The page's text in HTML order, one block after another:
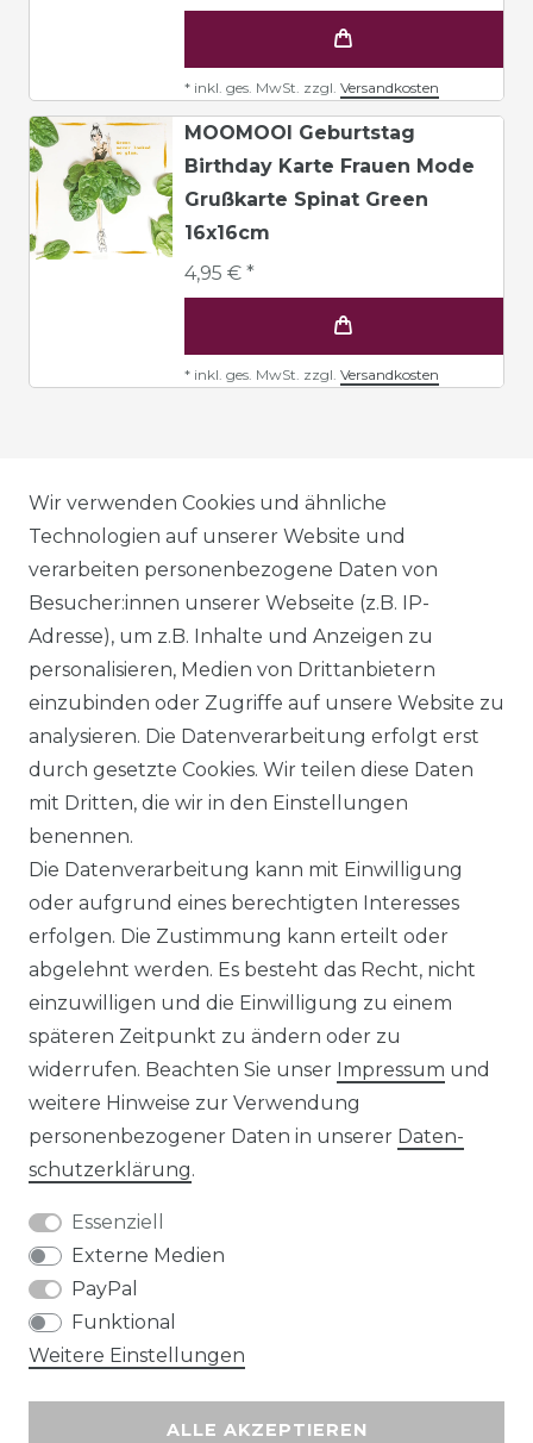
* inkl. ges. MwSt. zzgl. Versandkosten
MOOMOOI Geburtstag
Birthday Karte Frauen Mode
Grußkarte Spinat Green
16x16cm
4,95 € *
* inkl. ges. MwSt. zzgl. Versandkosten
AGB
DATENSCHUTZERKLÄRUNG
WIDERRUFSRECHT
IMPRESSUM
KONTAKT
Unsere Zahlungsmöglichkeiten
Wir versenden mit
Wir verwenden Cookies und ähnliche
Technologien auf unserer Website und
verarbeiten personenbezogene Daten von
Besucher:innen unserer Webseite (z.B. IP-
Adresse), um z.B. Inhalte und Anzeigen zu
personalisieren, Medien von Drittanbietern
einzubinden oder Zugriffe auf unsere Website zu
analysieren. Die Datenverarbeitung erfolgt erst
durch gesetzte Cookies. Wir teilen diese Daten
mit Dritten, die wir in den Einstellungen
benennen.
Die Datenverarbeitung kann mit Einwilligung
oder aufgrund eines berechtigten Interesses
erfolgen. Die Zustimmung kann erteilt oder
abgelehnt werden. Es besteht das Recht, nicht
einzuwilligen und die Einwilligung zu einem
späteren Zeitpunkt zu ändern oder zu
widerrufen. Beachten Sie unser Impressum und
weitere Hinweise zur Verwendung
personenbezogener Daten in unserer Daten­
schutz­erklärung.
Essenziell
Externe Medien
PayPal
Funktional
Weitere Einstellungen
ALLE AKZEPTIEREN